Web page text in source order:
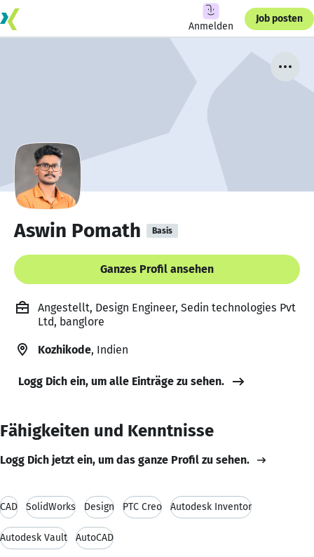
Anmelden
Job posten
Aswin Pomath Basis
Ganzes Profil ansehen
Angestellt, Design Engineer, Sedin technologies Pvt
Ltd, banglore
Kozhikode, Indien
Logg Dich ein, um alle Einträge zu sehen.
Fähigkeiten und Kenntnisse
Logg Dich jetzt ein, um das ganze Profil zu sehen.
CAD SolidWorks Design PTC Creo Autodesk Inventor
Autodesk Vault AutoCAD